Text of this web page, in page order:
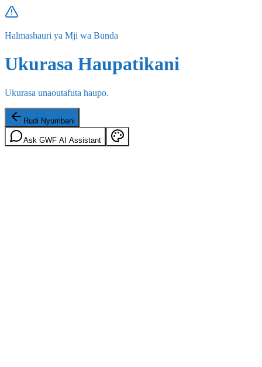
Halmashauri ya Mji wa Bunda
Ukurasa Haupatikani
Ukurasa unaoutafuta haupo.
Rudi Nyumbani
Ask GWF AI Assistant